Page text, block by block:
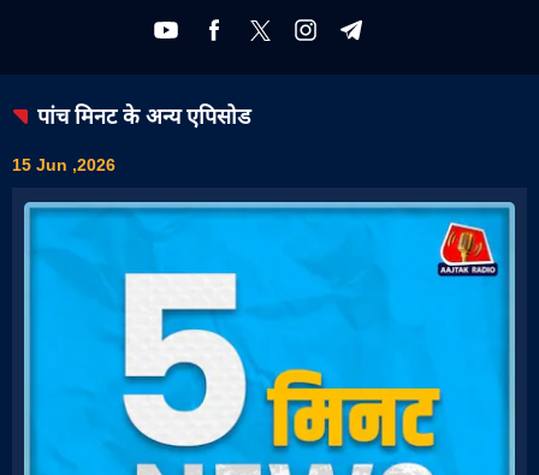
पांच मिनटके अन्य एपिसोड
15 Jun ,2026